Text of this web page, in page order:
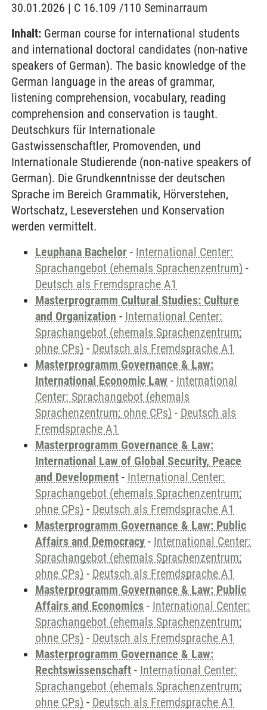
30.01.2026 | C 16.109 /110 Seminarraum
Inhalt: German course for international students
and international doctoral candidates (non-native
speakers of German). The basic knowledge of the
German language in the areas of grammar,
listening comprehension, vocabulary, reading
comprehension and conservation is taught.
Deutschkurs für Internationale
Gastwissenschaftler, Promovenden, und
Internationale Studierende (non-native speakers of
German). Die Grundkenntnisse der deutschen
Sprache im Bereich Grammatik, Hörverstehen,
Wortschatz, Leseverstehen und Konservation
werden vermittelt.
Leuphana Bachelor - International Center:
Sprachangebot (ehemals Sprachenzentrum) -
Deutsch als Fremdsprache A1
Masterprogramm Cultural Studies: Culture
and Organization - International Center:
Sprachangebot (ehemals Sprachenzentrum;
ohne CPs) - Deutsch als Fremdsprache A1
Masterprogramm Governance & Law:
International Economic Law - International
Center: Sprachangebot (ehemals
Sprachenzentrum; ohne CPs) - Deutsch als
Fremdsprache A1
Masterprogramm Governance & Law:
International Law of Global Security, Peace
and Development - International Center:
Sprachangebot (ehemals Sprachenzentrum;
ohne CPs) - Deutsch als Fremdsprache A1
Masterprogramm Governance & Law: Public
Affairs and Democracy - International Center:
Sprachangebot (ehemals Sprachenzentrum;
ohne CPs) - Deutsch als Fremdsprache A1
Masterprogramm Governance & Law: Public
Affairs and Economics - International Center:
Sprachangebot (ehemals Sprachenzentrum;
ohne CPs) - Deutsch als Fremdsprache A1
Masterprogramm Governance & Law:
Rechtswissenschaft - International Center:
Sprachangebot (ehemals Sprachenzentrum;
ohne CPs) - Deutsch als Fremdsprache A1